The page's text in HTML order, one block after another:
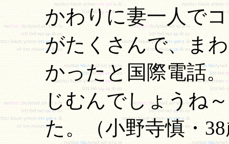
かわりに妻一人で
がたくさんで、ま
かったと国際電話
じむんでしょうね
た。（小野寺慎・